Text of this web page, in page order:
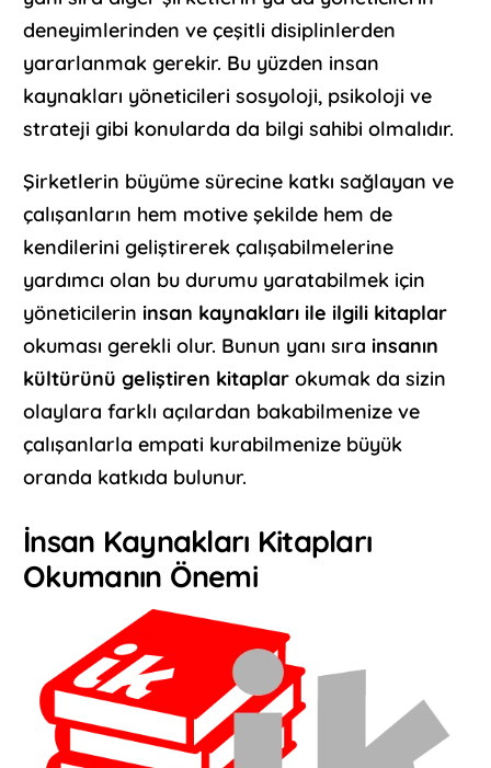
deneyimlerinden ve çeşitli disiplinlerden
yararlanmak gerekir. Bu yüzden insan
kaynakları yöneticileri sosyoloji, psikoloji ve
strateji gibi konularda da bilgi sahibi olmalıdır.
Şirketlerin büyüme sürecine katkı sağlayan ve
çalışanların hem motive şekilde hem de
kendilerini geliştirerek çalışabilmelerine
yardımcı olan bu durumu yaratabilmek için
yöneticilerin insan kaynakları ile ilgili kitaplar
okuması gerekli olur. Bunun yanı sıra insanın
kültürünü geliştiren kitaplar okumak da sizin
olaylara farklı açılardan bakabilmenize ve
çalışanlarla empati kurabilmenize büyük
oranda katkıda bulunur.
İnsan Kaynakları Kitapları
Okumanın Önemi